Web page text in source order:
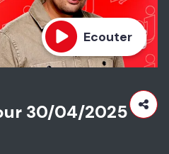
Ecouter
30/04/2025